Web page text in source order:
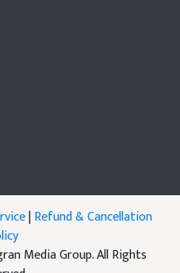
|Refund & Cancellation
Media Group. All Rights